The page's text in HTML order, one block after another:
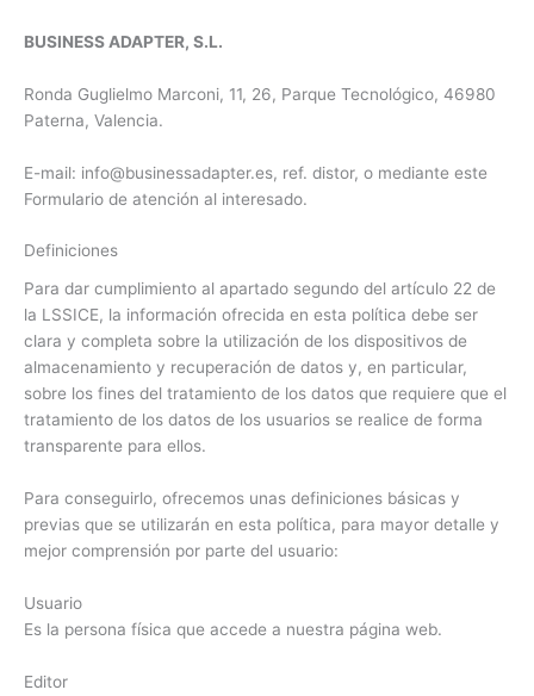
BUSINESS ADAPTER, S.L.
Ronda Guglielmo Marconi, 11, 26, Parque Tecnológico, 46980
Paterna, Valencia.
E-mail: info@businessadapter.es, ref. distor, o mediante este
Formulario de atención al interesado.
Definiciones
Para dar cumplimiento al apartado segundo del artículo 22 de
la LSSICE, la información ofrecida en esta política debe ser
clara y completa sobre la utilización de los dispositivos de
almacenamiento y recuperación de datos y, en particular,
sobre los fines del tratamiento de los datos que requiere que el
tratamiento de los datos de los usuarios se realice de forma
transparente para ellos.
Para conseguirlo, ofrecemos unas definiciones básicas y
previas que se utilizarán en esta política, para mayor detalle y
mejor comprensión por parte del usuario:
Usuario
Es la persona física que accede a nuestra página web.
Editor